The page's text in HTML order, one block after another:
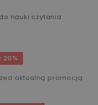
nauki czytania
20%
aktualną promocją: